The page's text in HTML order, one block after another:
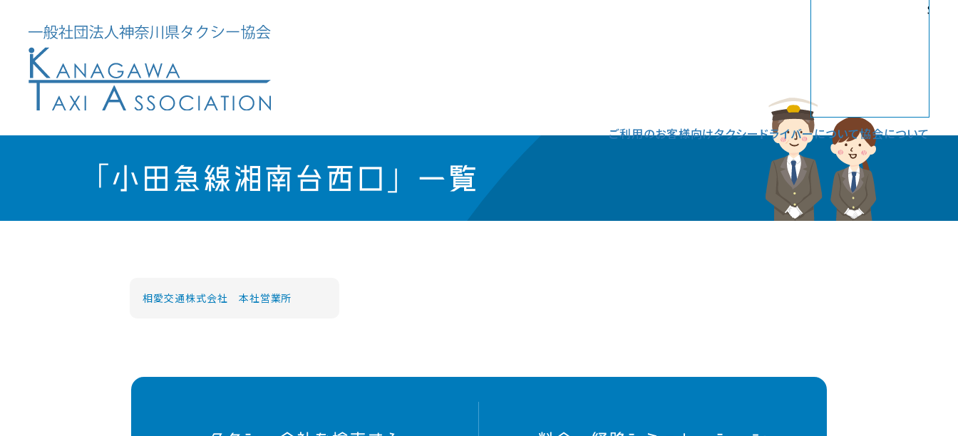
ご利用のお客様向けタクシードライバーについて協会について
「小田急線湘南台西口」一覧
相愛交通株式会社 本社営業所